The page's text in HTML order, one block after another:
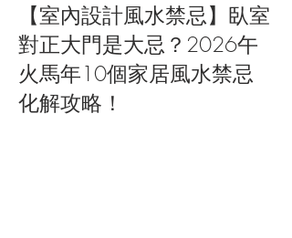
【室內設計風水禁忌】臥室
對正大門是大忌？2026午
火馬年10個家居風水禁忌
化解攻略！